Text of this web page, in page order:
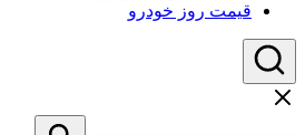
قیمت روز خودرو